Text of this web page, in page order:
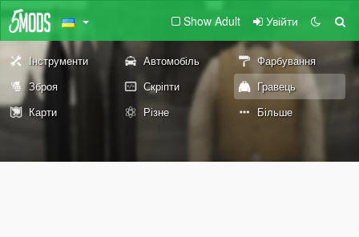
Show Adult Увійти
Інструменти Автомобіль
Фарбування
Зброя
Скріпти
Гравець
Карти
Різне Більше